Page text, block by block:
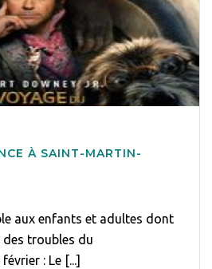
À SAINT-MARTIN-
aux enfants et adultes dont
troubles du
: Le [...]